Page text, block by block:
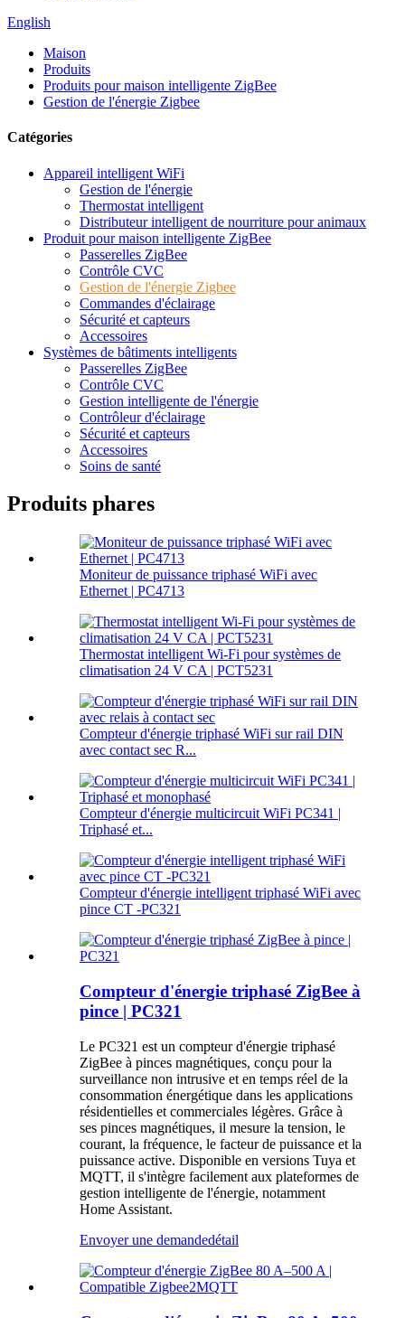
English
Maison
Produits
Produits pour maison intelligente ZigBee
Gestion de l'énergie Zigbee
Catégories
Appareil intelligent WiFi
Gestion de l'énergie
Thermostat intelligent
Distributeur intelligent de nourriture pour animaux
Produit pour maison intelligente ZigBee
Passerelles ZigBee
Contrôle CVC
Gestion de l'énergie Zigbee
Commandes d'éclairage
Sécurité et capteurs
Accessoires
Systèmes de bâtiments intelligents
Passerelles ZigBee
Contrôle CVC
Gestion intelligente de l'énergie
Contrôleur d'éclairage
Sécurité et capteurs
Accessoires
Soins de santé
Produits phares
Moniteur de puissance triphasé WiFi avec
Ethernet | PC4713
Thermostat intelligent Wi-Fi pour systèmes de
climatisation 24 V CA | PCT5231
Compteur d'énergie triphasé WiFi sur rail DIN
avec contact sec R...
Compteur d'énergie multicircuit WiFi PC341 |
Triphasé et...
Compteur d'énergie intelligent triphasé WiFi avec
pince CT -PC321
Compteur d'énergie triphasé ZigBee à
pince | PC321
Le PC321 est un compteur d'énergie triphasé
ZigBee à pinces magnétiques, conçu pour la
surveillance non intrusive et en temps réel de la
consommation énergétique dans les applications
résidentielles et commerciales légères. Grâce à
ses pinces magnétiques, il mesure la tension, le
courant, la fréquence, le facteur de puissance et la
puissance active. Disponible en versions Tuya et
MQTT, il s'intègre facilement aux plateformes de
gestion intelligente de l'énergie, notamment
Home Assistant.
Envoyer une demandedétail